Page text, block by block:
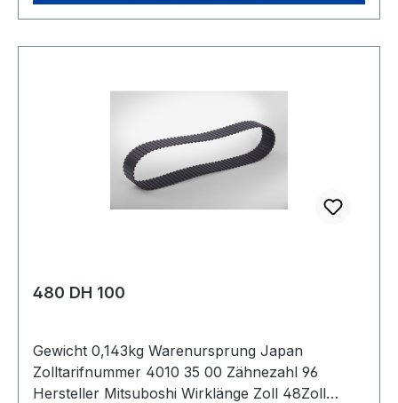
480 DH 100
Gewicht 0,143kg Warenursprung Japan
Zolltarifnummer 4010 35 00 Zähnezahl 96
Hersteller Mitsuboshi Wirklänge Zoll 48Zoll